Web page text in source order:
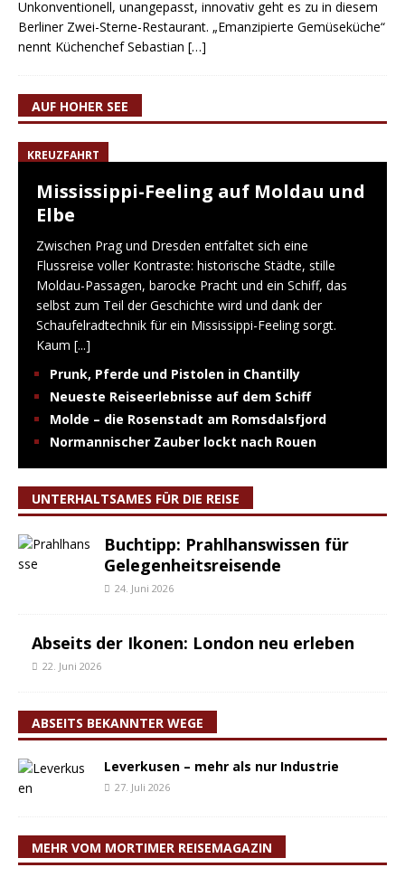
Unkonventionell, unangepasst, innovativ geht es zu in diesem
Berliner Zwei-Sterne-Restaurant. „Emanzipierte Gemüseküche“
nennt Küchenchef Sebastian […]
AUF HOHER SEE
KREUZFAHRT
Mississippi-Feeling auf Moldau und
Elbe
Zwischen Prag und Dresden entfaltet sich eine
Flussreise voller Kontraste: historische Städte, stille
Moldau-Passagen, barocke Pracht und ein Schiff, das
selbst zum Teil der Geschichte wird und dank der
Schaufelradtechnik für ein Mississippi-Feeling sorgt.
Kaum [...]
Prunk, Pferde und Pistolen in Chantilly
Neueste Reiseerlebnisse auf dem Schiff
Molde – die Rosenstadt am Romsdalsfjord
Normannischer Zauber lockt nach Rouen
UNTERHALTSAMES FÜR DIE REISE
Buchtipp: Prahlhanswissen für
Gelegenheitsreisende
24. Juni 2026
Abseits der Ikonen: London neu erleben
22. Juni 2026
ABSEITS BEKANNTER WEGE
Leverkusen – mehr als nur Industrie
27. Juli 2026
MEHR VOM MORTIMER REISEMAGAZIN